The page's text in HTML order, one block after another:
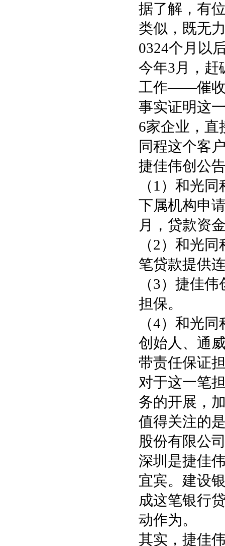
据了解，有
类似，既无
0324个月以
今年3月，赶
工作——催收!
事实证明这
6家企业，直
同程这个客
捷佳伟创公
（1）和光
下属机构申
月，贷款资
（2）和光
笔贷款提供
（3）捷佳
担保。
（4）和光
创始人、通
带责任保证
对于这一笔
务的开展，
值得关注的
股份有限公
深圳是捷佳
宜宾。建设
成这笔银行
动作为。
其实，捷佳